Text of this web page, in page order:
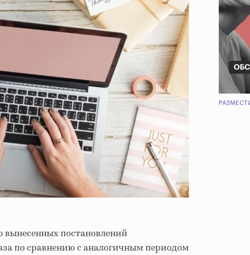
вынесенных постановлений
по сравнению с аналогичным периодом